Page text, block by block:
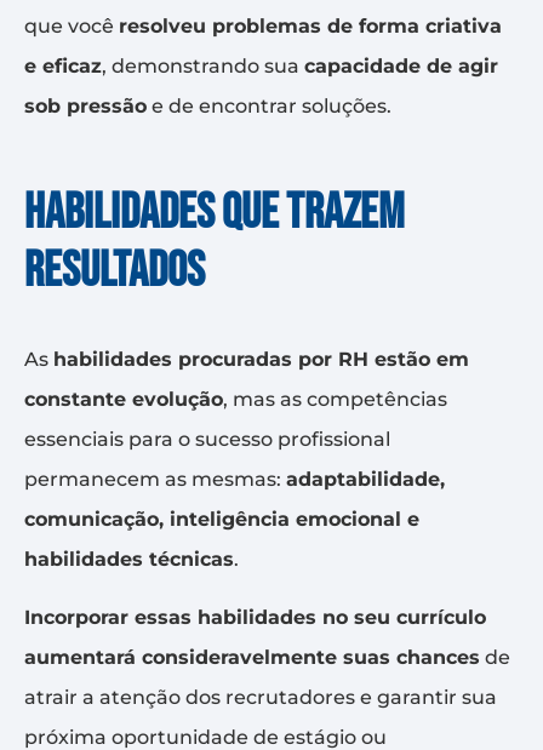
que você resolveu problemas de forma criativa
e eficaz, demonstrando sua capacidade de agir
sob pressão e de encontrar soluções.
Habilidades que trazem
resultados
As habilidades procuradas por RH estão em
constante evolução, mas as competências
essenciais para o sucesso profissional
permanecem as mesmas: adaptabilidade,
comunicação, inteligência emocional e
habilidades técnicas.
Incorporar essas habilidades no seu currículo
aumentará consideravelmente suas chances de
atrair a atenção dos recrutadores e garantir sua
próxima oportunidade de estágio ou